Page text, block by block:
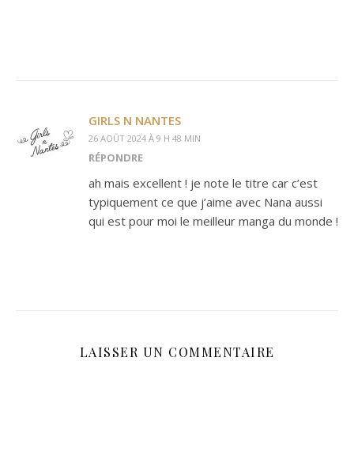
GIRLS N NANTES
26 AOÛT 2024 À 9 H 48 MIN
RÉPONDRE
ah mais excellent ! je note le titre car c’est
typiquement ce que j’aime avec Nana aussi
qui est pour moi le meilleur manga du monde !
LAISSER UN COMMENTAIRE